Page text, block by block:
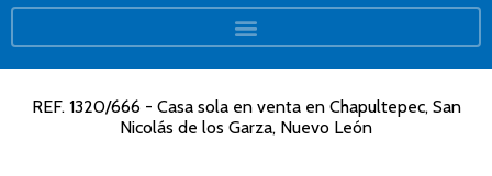
REF. 1320/666 - Casa sola en venta en Chapultepec, San
Nicolás de los Garza, Nuevo León